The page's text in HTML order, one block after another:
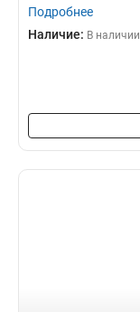
Подробнее
Наличие: В наличии